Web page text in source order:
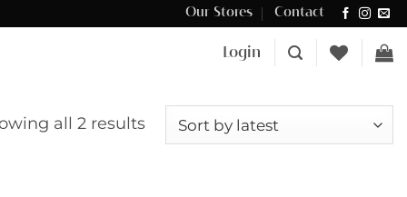
Δωρεάν μεταφορικά για αγορές άνω των €100 στην Κύπρο.
Our Stores Contact
Login
all 2 resultsSorted